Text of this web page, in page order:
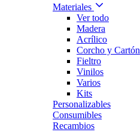
Materiales
Ver todo
Madera
Acrílico
Corcho y Cartón
Fieltro
Vinilos
Varios
Kits
Personalizables
Consumibles
Recambios